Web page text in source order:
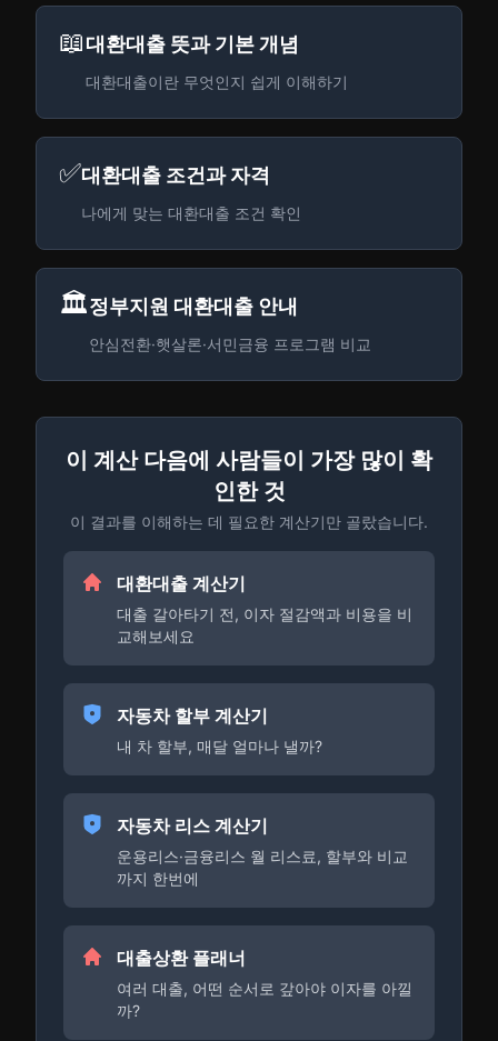
📖대환대출 뜻과 기본 개념
대환대출이란 무엇인지 쉽게 이해하기
✅대환대출 조건과 자격
나에게 맞는 대환대출 조건 확인
🏛️정부지원 대환대출 안내
안심전환·햇살론·서민금융 프로그램 비교
이 계산 다음에 사람들이 가장 많이 확
인한 것
이 결과를 이해하는 데 필요한 계산기만 골랐습니다.
대환대출 계산기
대출 갈아타기 전, 이자 절감액과 비용을 비
교해보세요
자동차 할부 계산기
내 차 할부, 매달 얼마나 낼까?
자동차 리스 계산기
운용리스·금융리스 월 리스료, 할부와 비교
까지 한번에
대출상환 플래너
여러 대출, 어떤 순서로 갚아야 이자를 아낄
까?